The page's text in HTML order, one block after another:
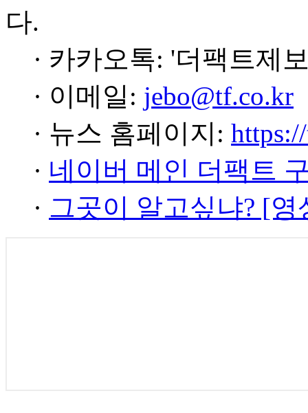
다.
· 카카오톡: '더팩트제
· 이메일: jebo@tf.co.kr
· 뉴스 홈페이지:
· 네이버 메인 더팩트
· 그곳이 알고싶냐? [